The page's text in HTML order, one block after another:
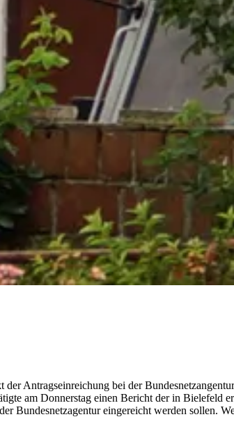
Antragseinreichung bei der
am Donnerstag einen Bericht der in Bielefeld
Bundesnetzagentur eingereicht werden sollen.